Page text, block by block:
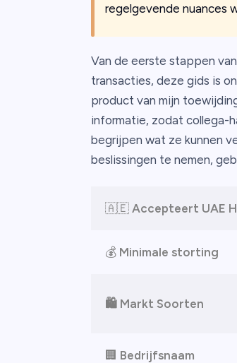
regelgevende nuances
Van de eerste stappen
transacties, deze gids is
product van mijn
informatie, zodat collega-
begrijpen wat ze kunnen
beslissingen te nemen,
🇦🇪Accepteert UAE
💰 Minimale storting
🛍️ Markt Soorten
🏢 Bedrijfsnaam